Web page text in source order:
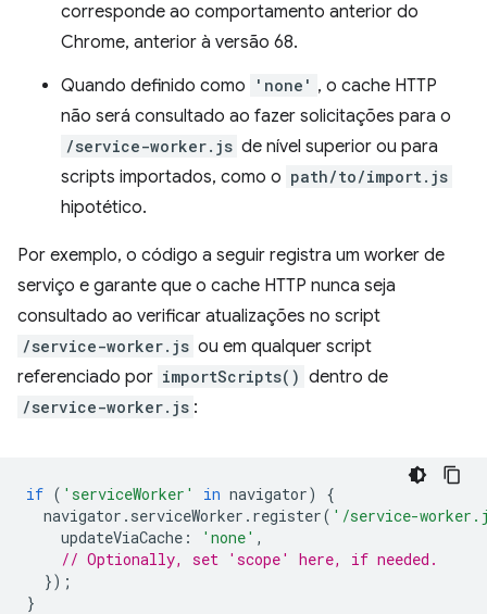
corresponde ao comportamento anterior do
Chrome, anterior à versão 68.
Quando definido como
'none' , o cache HTTP
não será consultado ao fazer solicitações para o
/service-worker.js de nível superior ou para
scripts importados, como o path/to/import.js
hipotético.
Por exemplo, o código a seguir registra um worker de
serviço e garante que o cache HTTP nunca seja
consultado ao verificar atualizações no script
/service-worker.js ou em qualquer script
referenciado por importScripts() dentro de
/service-worker.js :
if ( 'serviceWorker' in navigator)
{
navigator . serviceWorker . register( '/service-
updateViaCache : 'none' ,
// Optionally, set 'scope' here, if needed.
});
}